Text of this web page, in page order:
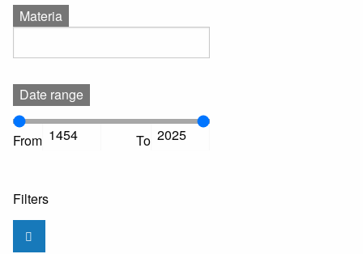
Materia
Date range
From To
Filters